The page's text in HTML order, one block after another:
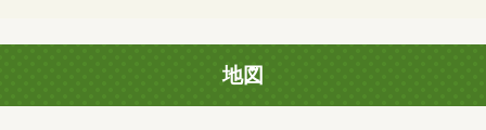
地図